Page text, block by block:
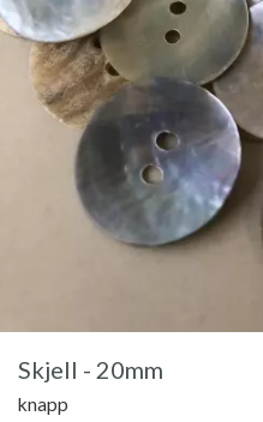
Skjell - 20mm
knapp